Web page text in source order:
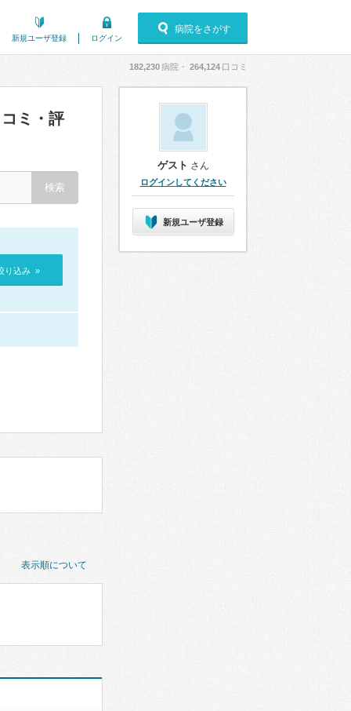
新規ユーザ登録 ログイン
病院をさがす
182,230病院・ 264,124 口コミ
ミ・評
り込み »
表示順について
ゲスト さん
ログインしてください
新規ユーザ登録